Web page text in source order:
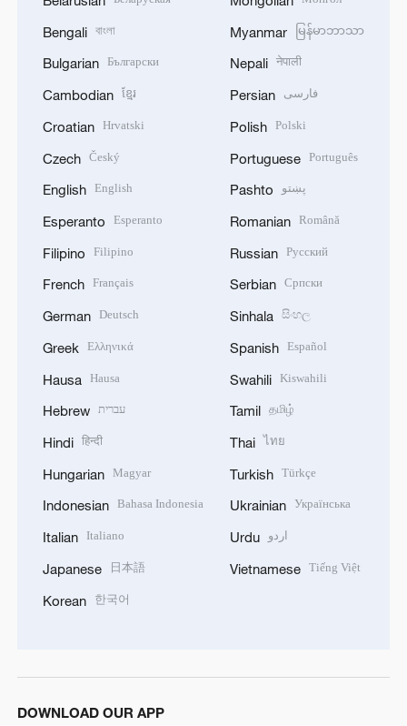
Bengali বাংলা
Bulgarian Български
Cambodian ខ្មែរ
Croatian Hrvatski
Czech Český
English English
Esperanto Esperanto
Filipino Filipino
French Français
German Deutsch
Greek Ελληνικά
Hausa Hausa
Hebrew עברית
Hindi हिन्दी
Hungarian Magyar
Indonesian Bahasa Indonesia
Italian Italiano
Japanese 日本語
Korean 한국어
Myanmar မြန်မာဘာသာ
Nepali नेपाली
Persian فارسی
Polish Polski
Portuguese Português
Pashto پښتو
Romanian Română
Russian Русский
Serbian Српски
Sinhala සිංහල
Spanish Español
Swahili Kiswahili
Tamil தமிழ்
Thai ไทย
Turkish Türkçe
Ukrainian Українська
Urdu اردو
Vietnamese Tiếng Việt
DOWNLOAD OUR APP